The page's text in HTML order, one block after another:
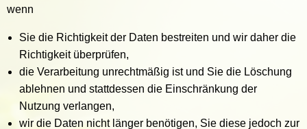
wenn
Sie die Richtigkeit der Daten bestreiten und wir daher die
Richtigkeit überprüfen,
die Verarbeitung unrechtmäßig ist und Sie die Löschung
ablehnen und stattdessen die Einschränkung der
Nutzung verlangen,
wir die Daten nicht länger benötigen, Sie diese jedoch zur